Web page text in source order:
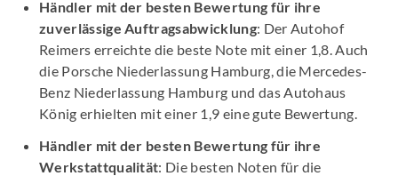
Händler mit der besten Bewertung für ihre
zuverlässige Auftragsabwicklung: Der Autohof
Reimers erreichte die beste Note mit einer 1,8. Auch
die Porsche Niederlassung Hamburg, die Mercedes-
Benz Niederlassung Hamburg und das Autohaus
König erhielten mit einer 1,9 eine gute Bewertung.
Händler mit der besten Bewertung für ihre
Werkstattqualität: Die besten Noten für die